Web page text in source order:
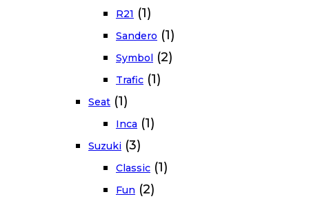
R21 (1)
Sandero (1)
Symbol (2)
Trafic (1)
Seat (1)
Inca (1)
Suzuki (3)
Classic (1)
Fun (2)